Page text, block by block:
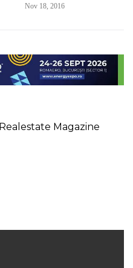
Nov 18, 2016
Realestate Magazine